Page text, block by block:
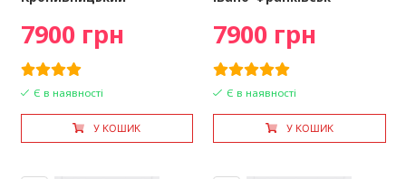
7900 грн
Є в наявності
У КОШИК
7900 грн
Є в наявності
У КОШИК